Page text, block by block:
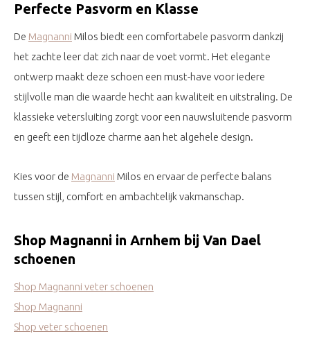
Perfecte Pasvorm en Klasse
De Magnanni Milos biedt een comfortabele pasvorm dankzij
het zachte leer dat zich naar de voet vormt. Het elegante
ontwerp maakt deze schoen een must-have voor iedere
stijlvolle man die waarde hecht aan kwaliteit en uitstraling. De
klassieke vetersluiting zorgt voor een nauwsluitende pasvorm
en geeft een tijdloze charme aan het algehele design.
Kies voor de Magnanni Milos en ervaar de perfecte balans
tussen stijl, comfort en ambachtelijk vakmanschap.
Shop Magnanni in Arnhem bij Van Dael
schoenen
Shop Magnanni veter schoenen
Shop Magnanni
Shop veter schoenen